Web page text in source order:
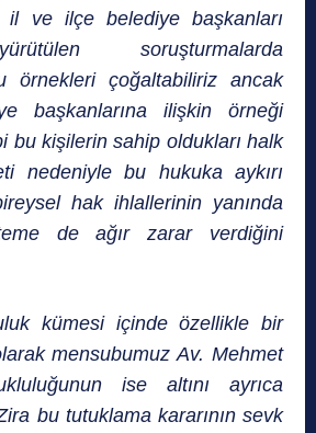
il ve ilçe belediye başkanları
soruşturmalarda
örnekleri çoğaltabiliriz ancak
başkanlarına ilişkin örneği
bu kişilerin sahip oldukları halk
nedeniyle bu hukuka aykırı
hak ihlallerinin yanında
de ağır zarar verdiğini
kümesi içinde özellikle bir
mensubumuz Av. Mehmet
ise altını ayrıca
bu tutuklama kararının sevk